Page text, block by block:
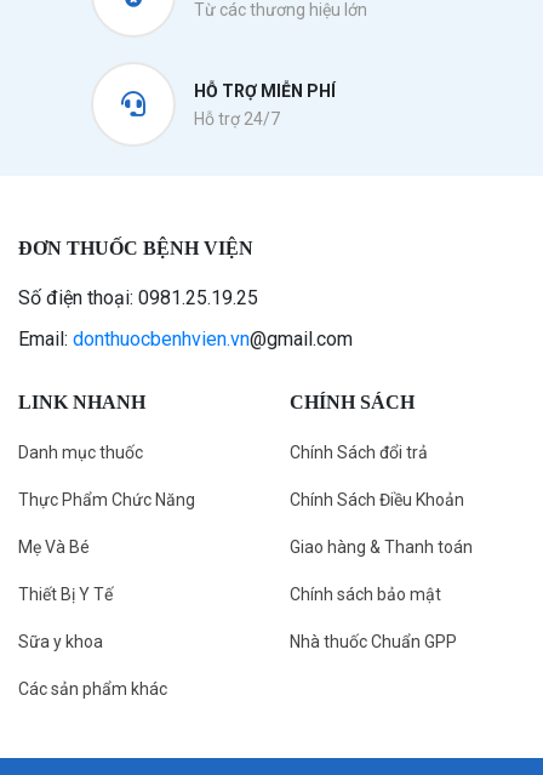
Từ các thương hiệu lớn
HỖ TRỢ MIỄN PHÍ
Hỗ trợ 24/7
ĐƠN THUỐC BỆNH VIỆN
Số điện thoại: 0981.25.19.25
Email: donthuocbenhvien.vn@gmail.com
LINK NHANH
Danh mục thuốc
Thực Phẩm Chức Năng
Mẹ Và Bé
Thiết Bị Y Tế
Sữa y khoa
Các sản phẩm khác
CHÍNH SÁCH
Chính Sách đổi trả
Chính Sách Điều Khoản
Giao hàng & Thanh toán
Chính sách bảo mật
Nhà thuốc Chuẩn GPP